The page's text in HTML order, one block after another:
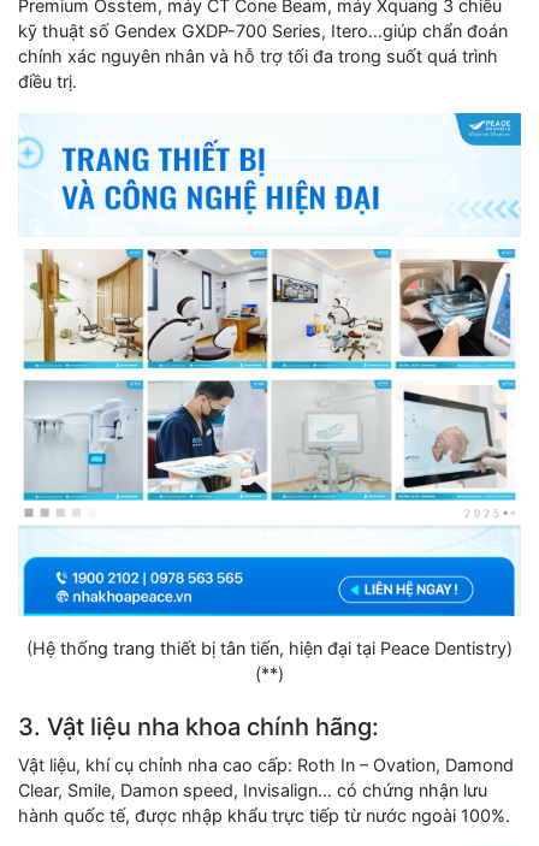
Premium Osstem, máy CT Cone Beam, máy Xquang 3 chiều
kỹ thuật số Gendex GXDP-700 Series, Itero…giúp chẩn đoán
chính xác nguyên nhân và hỗ trợ tối đa trong suốt quá trình
điều trị.
(Hệ thống trang thiết bị tân tiến, hiện đại tại Peace Dentistry)
(**)
3. Vật liệu nha khoa chính hãng:
Vật liệu, khí cụ chỉnh nha cao cấp: Roth In – Ovation, Damond
Clear, Smile, Damon speed, Invisalign… có chứng nhận lưu
hành quốc tế, được nhập khẩu trực tiếp từ nước ngoài 100%.